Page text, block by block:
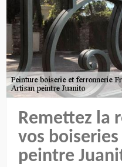
Remettez la
vos
peintre